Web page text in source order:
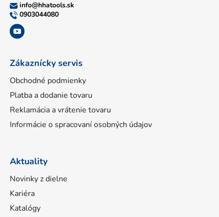
info@hhatools.sk
0903044080
Zákaznícky servis
Obchodné podmienky
Platba a dodanie tovaru
Reklamácia a vrátenie tovaru
Informácie o spracovaní osobných údajov
Aktuality
Novinky z dielne
Kariéra
Katalógy